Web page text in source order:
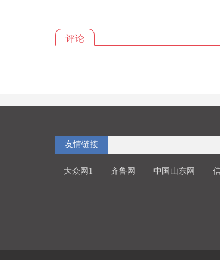
评论
友情链接
大众网1 齐鲁网 中国山东网